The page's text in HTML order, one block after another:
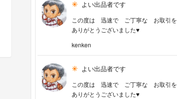
よい出品者です
この度は 迅速で ご丁寧な お取引を
ありがとうございました♥️
kenken
よい出品者です
この度は 迅速で ご丁寧な お取引を
ありがとうございました♥️